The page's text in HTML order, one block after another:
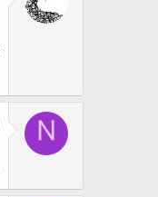
N